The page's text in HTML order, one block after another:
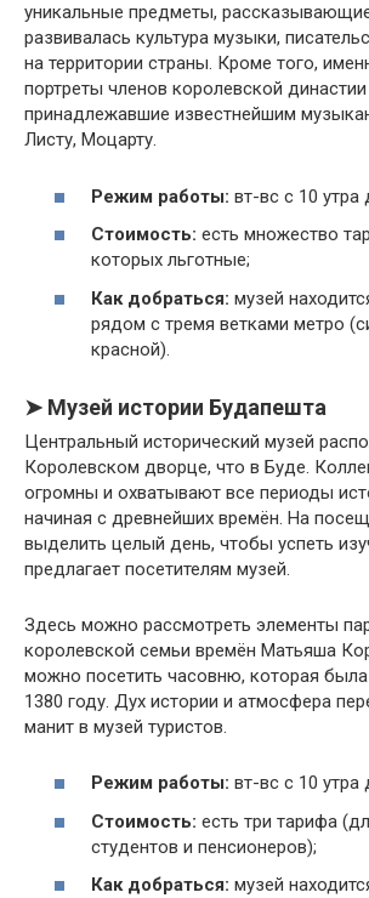
уникальные предметы,
развивалась культура музыки,
на территории страны. Кроме того,
портреты членов королевской
принадлежавшие известнейшим
Листу, Моцарту.
Режим работы: вт-вс с 10 утра
Стоимость: есть множество
которых льготные;
Как добраться: музей
рядом с тремя ветками метро
красной).
➤ Музей истории Будапешта
Центральный исторический музей
Королевском дворце, что в Буде.
огромны и охватывают все периоды
начиная с древнейших времён. На
выделить целый день, чтобы успеть
предлагает посетителям музей.
Здесь можно рассмотреть элементы
королевской семьи времён Матьяша
можно посетить часовню, которая
1380 году. Дух истории и атмосфера
манит в музей туристов.
Режим работы: вт-вс с 10 утра
Стоимость: есть три тарифа
студентов и пенсионеров);
Как добраться: музей